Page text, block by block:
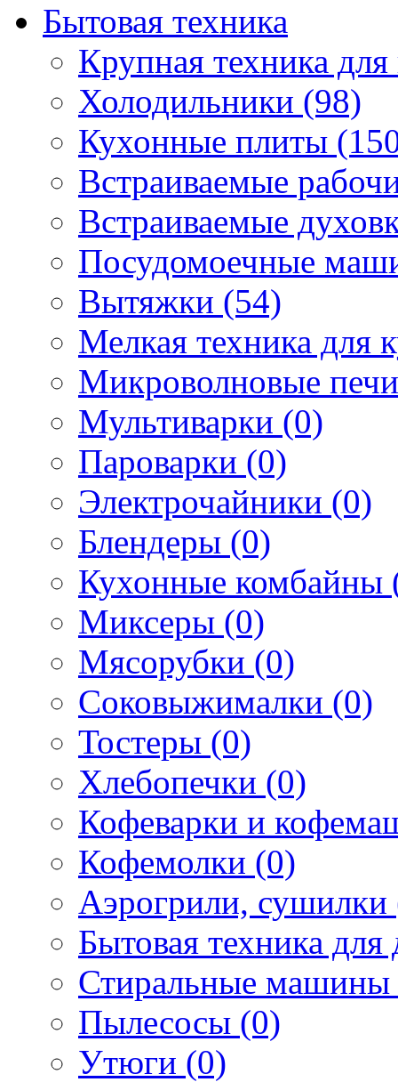
Бытовая техника
Крупная техника
Холодильники (98)
Кухонные плиты
Встраиваемые
Встраиваемые
Посудомоечные
Вытяжки (54)
Мелкая техника для
Микроволновые
Мультиварки (0)
Пароварки (0)
Электрочайники (0)
Блендеры (0)
Кухонные комбайны
Миксеры (0)
Мясорубки (0)
Соковыжималки (0)
Тостеры (0)
Хлебопечки (0)
Кофеварки и
Кофемолки (0)
Аэрогрили, сушилки
Бытовая техника
Стиральные машины
Пылесосы (0)
Утюги (0)